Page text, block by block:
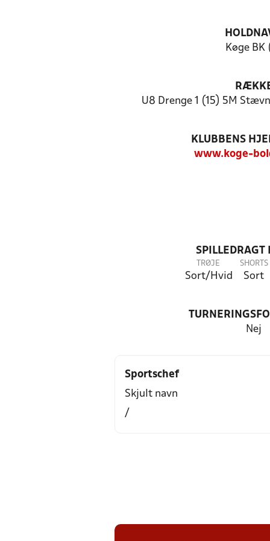
Køge BK
U8 Drenge 1 (15) 5M
KLUBBENS
www.koge-
SPILLEDRAGT
TRØJE
Sort/Hvid
SHORTS
Sort
Nej
Sportschef
Skjult navn
/